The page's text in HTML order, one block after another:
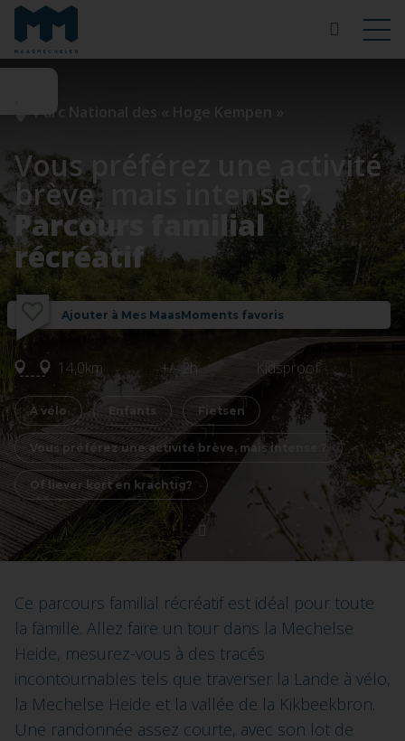
Parc National des « Hoge Kempen »
Vous préférez une activité
brève, mais intense ?
Parcours familial
récréatif
Ajouter à Mes MaasMoments favoris
14,0km +/- 2h Kidsproof
À vélo Enfants Fietsen
Vous préférez une activité brève, mais intense ?
Of liever kort en krachtig?
Ce parcours familial récréatif est idéal pour toute
la famille. Allez faire un tour dans la Mechelse
Heide, mesurez-vous à des tracés
incontournables tels que traverser la Lande à vélo,
la Mechelse Heide et la vallée de la Kikbeekbron.
Une randonnée assez courte, avec son lot de